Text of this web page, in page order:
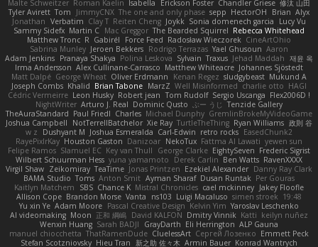
Malte Schweitzer Roman Kaelin Isabella Erickson Foster Chandler Griese 修汰 山田
Tyler Avirett Tom JimmyCNX The one and only phase sepp HectorOH Brian Alyx
Jonathan Verbatim Clay T Reiten Cheng Joykk Sonia domenech garcia
Lucy Vu
Sammy Sidefx Martin C Mac Greggor The Bearded Squirrel Rebecca Whitehead
Matthew Tronc R Gabirél Force Feed Radosław Wieczorek CineArtOhio
Sabrina Munley Jeroen Bekkers Rodrigo Terrazas Yael Ghusoun Aaron
Adam Jenkins Pranaya Shakya Polina Leskova Sylvain Traxus Jehad Maddah 재윤 옥
Irma Andersson Alex Cullinane-Carrasco Matthew Whiteacre Johannes Sjöstedt
Matt Dalpé George Wheat Oliver Erdmann Kenan Regez sludgybeast Mukund A
Joseph Combs Khalid Brian Tabone MarzZ Well Misinformed charlie otto HAGI
Cédric Vermeirre Leon Husky Robert jean Tom Rudolf Sergio Uscanga Flex2006D !
NightWriter Arturo J. Real Dominic Qusto ぶー うじ
Tenzide Gallery
TheAuraStandard Paul Friedl Charles Michael Dunphy GremlinBrokeMyVideoGame
Joshua Campbell
NotTerrellBatchelor Xie Ray TurtleTheThing Ryan Williams 政則 谷
w z
Dushyant M Joshua Esmeralda Carl-Edwin retro rocks EasedChunk2
RayePixlrKay Houston Gaston Danizoar NekoTux Fattma Al Lawati yewen sun
Felipe Ramos Slamuel EC Key van Thull George Clarke EightySeven Frederic Sigrist
Wilbert Schuurman Hess yuna yamamoto Derek Carlin Ben Watts RavenXXXX
Virgil Shaw Zeikomiray TeaTime Jonas Printzen Ezekiel Alexander Danny Ray Clark
BAMA Studio Toms Anton Smit Ayman Sharaf Dusan Runtak Per Gouras
Kaitlyn Matchem
SBS Chance K Mistral Chronicles cael mckinney Jakey Floofle
Allison Cope Brandon Morse Vanta ns103 Luigi Macaluso simen stroek 19:48
Yu xin Ye Adam Moore Pascal Creative Design Kelvin Yim Yaroslav Leschenko
AI videomaking Moon 正和 綱嶋 David KALFON Dmitry Vinnik Katti keilyn nuñez
Wenxin Huang Sarah BADJI GrayDarth Eli Herrington ALP Gauna
manuel chiocchetta ThatRamenDude CluelessArt Cергей Лозенко Emmett Peck
Stefan Scotzniovsky Hieu Tran 新之助 佐々木 Armin Bauer Konrad Wantrych